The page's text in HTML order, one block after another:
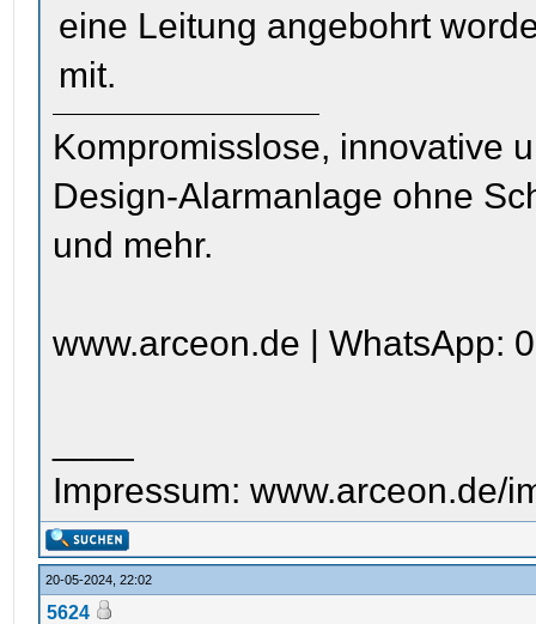
eine Leitung angebohrt
mit.
Kompromisslose, innovative
Design-Alarmanlage ohne
und mehr.
www.arceon.de | WhatsApp:
Impressum: www.arceon.de/
20-05-2024, 22:02
5624